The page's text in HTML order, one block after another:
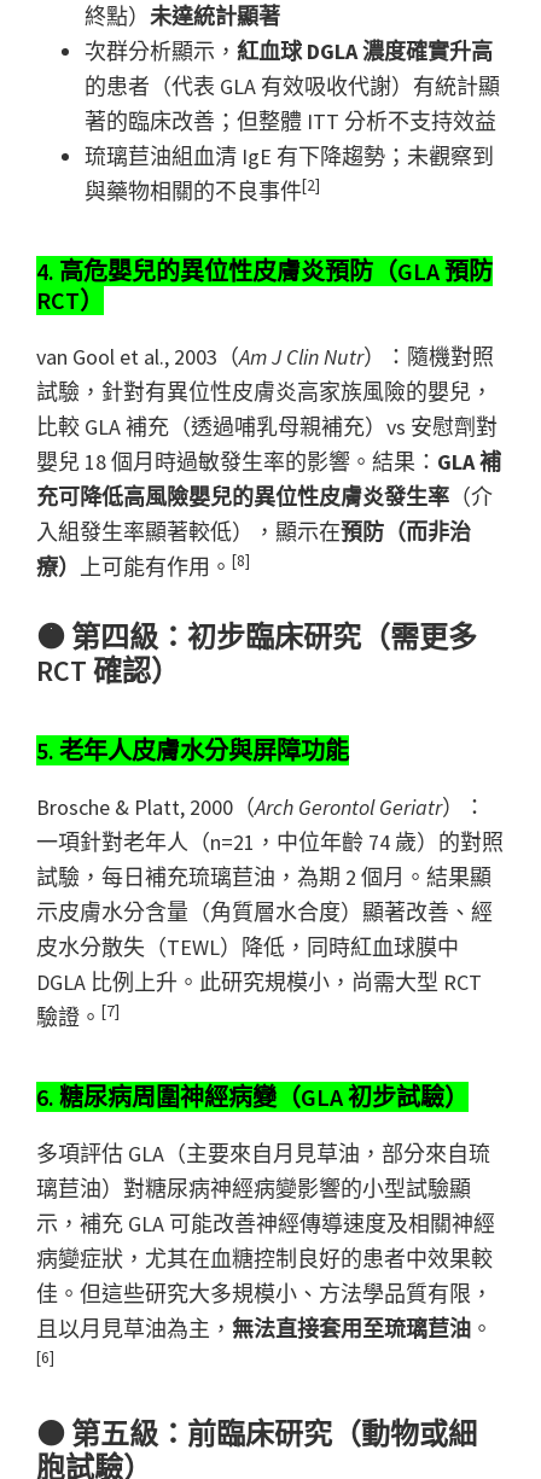
終點） 未達統計顯著
次群分析顯示， 紅血球 DGLA 濃度確實升高
的患者（代表 GLA 有效吸收代謝）有統計顯
著的臨床改善；但整體 ITT 分析不支持效益
琉璃苣油組血清 IgE 有下降趨勢；未觀察到
與藥物相關的不良事件[2]
4. 高危嬰兒的異位性皮膚炎預防（GLA 預防
RCT）
van Gool et al., 2003（Am J Clin Nutr）：隨機對照
試驗，針對有異位性皮膚炎高家族風險的嬰兒，
比較 GLA 補充（透過哺乳母親補充）vs 安慰劑對
嬰兒 18 個月時過敏發生率的影響。結果： GLA 補
充可降低高風險嬰兒的異位性皮膚炎發生率 （介
入組發生率顯著較低），顯示在預防（而非治
療） 上可能有作用。 [8]
🟠 第四級：初步臨床研究（需更多
RCT 確認）
5. 老年人皮膚水分與屏障功能
Brosche & Platt, 2000（Arch Gerontol Geriatr）：
一項針對老年人（n=21，中位年齡 74 歲）的對照
試驗，每日補充琉璃苣油，為期 2 個月。結果顯
示皮膚水分含量（角質層水合度）顯著改善、經
皮水分散失（TEWL）降低，同時紅血球膜中
DGLA 比例上升。此研究規模小，尚需大型 RCT
驗證。 [7]
6. 糖尿病周圍神經病變（GLA 初步試驗）
多項評估 GLA（主要來自月見草油，部分來自琉
璃苣油）對糖尿病神經病變影響的小型試驗顯
示，補充 GLA 可能改善神經傳導速度及相關神經
病變症狀，尤其在血糖控制良好的患者中效果較
佳。但這些研究大多規模小、方法學品質有限，
且以月見草油為主， 無法直接套用至琉璃苣油 。
[6]
⚫ 第五級：前臨床研究（動物或細
胞試驗）